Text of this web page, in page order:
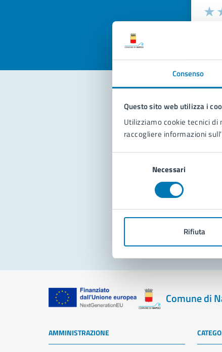
Consenso
Questo sito web utilizza i
Utilizziamo cookie tecnici
raccogliere informazioni
Necessari
Rifiuta
Valuta
Comune di
AMMINISTRAZIONE